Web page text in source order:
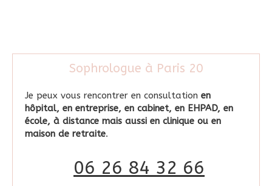
Sophrologue à Paris 20
Je peux vous rencontrer en consultation en
hôpital, en entreprise, en cabinet, en EHPAD, en
école, à distance mais aussi en clinique ou en
maison de retraite.
06 26 84 32 66